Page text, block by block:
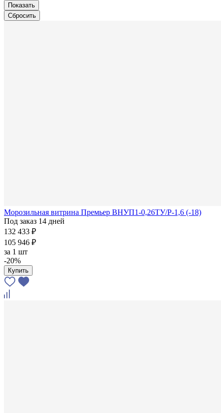
Морозильная витрина Премьер ВНУП1-0,26ТУ/Р-1,6 (-18)
Под заказ 14 дней
132 433 ₽
105 946 ₽
за 1 шт
-20%
Купить